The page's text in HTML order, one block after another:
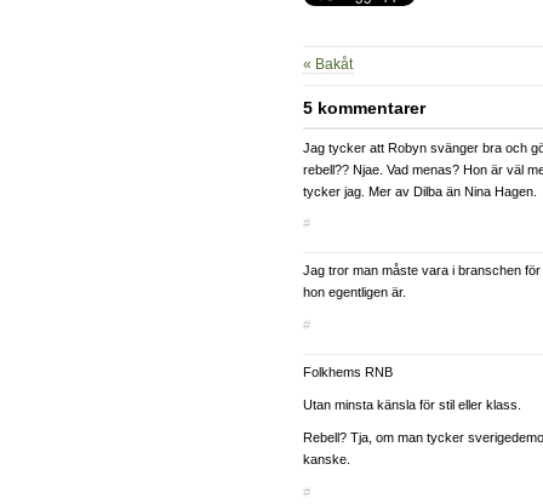
« Bakåt
5 kommentarer
Jag tycker att Robyn svänger bra och
rebell?? Njae. Vad menas? Hon är väl
tycker jag. Mer av Dilba än Nina Hagen.
#
Jag tror man måste vara i branschen
hon egentligen är.
#
Folkhems RNB
Utan minsta känsla för stil eller klass.
Rebell? Tja, om man tycker
kanske.
#